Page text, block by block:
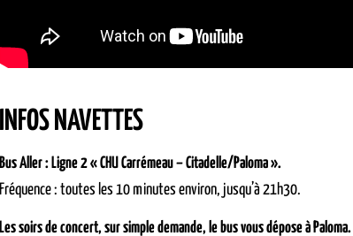
INFOS NAVETTES
Bus Aller : Ligne 2 « CHU Carrémeau – Citadelle/Paloma ».
Fréquence : toutes les 10 minutes environ, jusqu’à 21h30.
Les soirs de concert, sur simple demande, le bus vous dépose à Paloma.